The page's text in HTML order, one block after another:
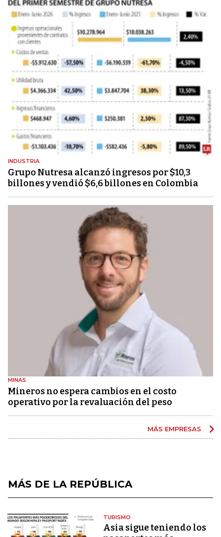
INDUSTRIA
Grupo Nutresa alcanzó ingresos por $10,3
billones y vendió $6,6 billones en Colombia
MINAS
Mineros no espera cambios en el costo
operativo por la revaluación del peso
MÁS EMPRESAS
MÁS DE LA REPÚBLICA
TURISMO
Asia sigue teniendo los